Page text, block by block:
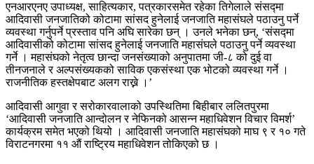
एनआरएनए उपाध्यक्ष, साहित्यकार, पत्रकारसमेत रहेका तिगेलाले संसद्‍मा
आदिवासी जनजातिको कोटामा सांसद हुनेलाई जनजाति महासंघले पठाउनु पर्ने
व्यवस्था गर्नुपर्ने प्रस्ताव पनि अघि सारेका छन् । उनले भनेका छन्, ‘संसद्‍मा
आदिवासीको कोटामा सांसद हुनेलाई जनजाति महासंघले पठाउनु पर्ने व्यवस्था
गर्ने । महासंघको नेतृत्व छान्दा जनसंख्याको अनुपातमा जी-८ को दुई वा
तीनजनाले र अल्पसंख्यकको साविक एकसंस्था एक भोटको व्यवस्था गर्ने ।
राजनीतिक हस्तक्षेपबाट अलग राख्ने ।’
आदिवासी आगुवा र सरोकारवालाको उपस्थितिमा बिहीबार ललितपुरमा
‘आदिवासी जनजाति आन्दोलन र नेफिनको आसन्न महाधिवेशन विचार विमर्श’
कार्यक्रम समेत भएको थियो । आदिवासी जनजाति महासंघको माघ ९ र १० गते
विराटनगरमा ११ औं राष्ट्रिय महाधिवेशन तोकिएको छ ।